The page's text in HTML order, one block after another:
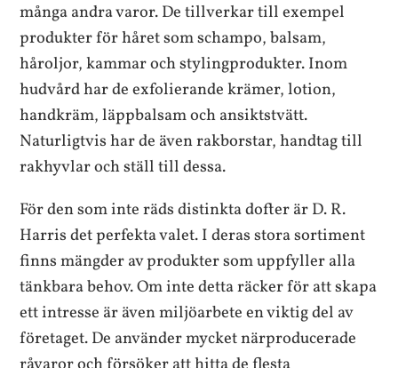
många andra varor. De tillverkar till exempel
produkter för håret som schampo, balsam,
håroljor, kammar och stylingprodukter. Inom
hudvård har de exfolierande krämer, lotion,
handkräm, läppbalsam och ansiktstvätt.
Naturligtvis har de även rakborstar, handtag till
rakhyvlar och ställ till dessa.
För den som inte räds distinkta dofter är D. R.
Harris det perfekta valet. I deras stora sortiment
finns mängder av produkter som uppfyller alla
tänkbara behov. Om inte detta räcker för att skapa
ett intresse är även miljöarbete en viktig del av
företaget. De använder mycket närproducerade